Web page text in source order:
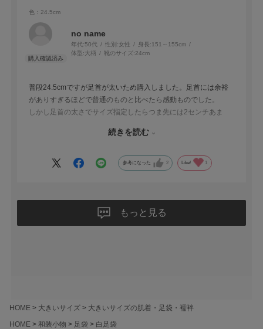
色：24.5cm
no name
年代:50代 性別:女性 身長:151～155cm
体型:大柄 靴のサイズ:24cm
普段24.5cmですが足首が太いため購入しました。足首には余裕
がありすぎるほどで普通のものと比べたら感動ものでした。
しかし足首の太さでサイズ指定したらつま先には2センチあま
23.5cmを買い直すことになりました。他の物と比べ安いもので
続きを読む
参考になった 2 Like! 1
もっと見る
HOME 大きいサイズ
大きいサイズの肌着・足袋・襦袢
HOME
和装小物 足袋
白足袋